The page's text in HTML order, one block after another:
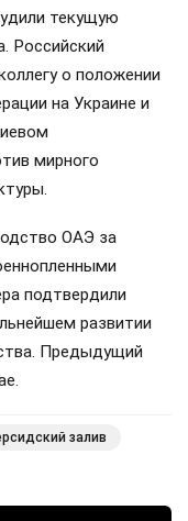
текущую
Российский
о положении
на Украине и
мирного
ОАЭ за
подтвердили
развитии
Предыдущий
залив